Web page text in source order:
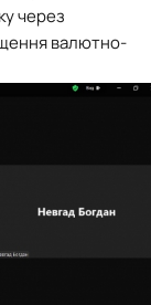
через
валютно-